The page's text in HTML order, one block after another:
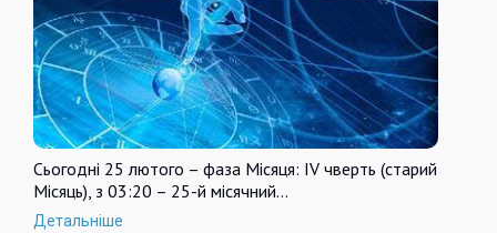
Сьогодні 25 лютого – фаза Місяця: IV чверть (старий
Місяць), з 03:20 – 25-й місячний…
Детальніше